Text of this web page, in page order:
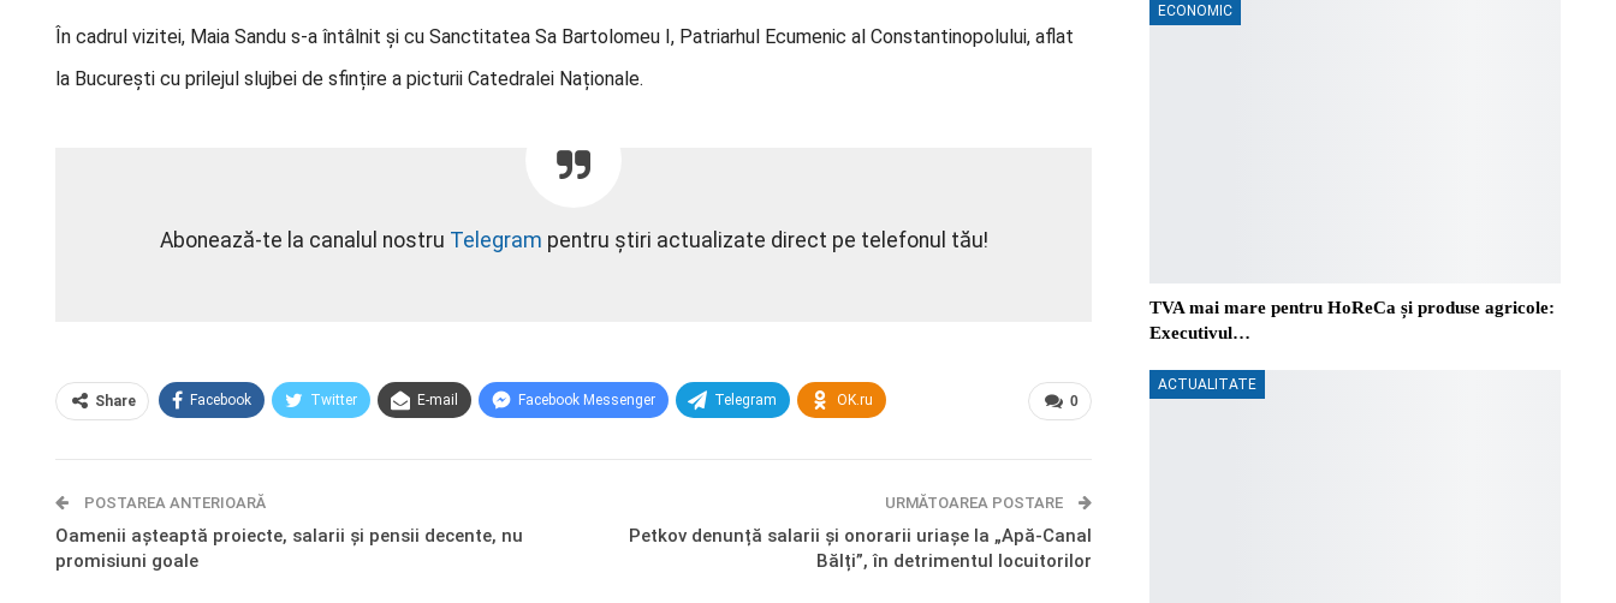
În cadrul vizitei, Maia Sandu s-a întâlnit și cu Sanctitatea Sa Bartolomeu I, Patriarhul Ecumenic al Constantinopolului, aflat
la București cu prilejul slujbei de sfințire a picturii Catedralei Naționale.
Abonează-te la canalul nostru Telegram pentru știri actualizate direct pe telefonul tău!
0
Share Facebook Twitter E-mail Facebook Messenger Telegram OK.ru
POSTAREA ANTERIOARĂ
Oamenii așteaptă proiecte, salarii și pensii decente, nu
promisiuni goale
URMĂTOAREA POSTARE
Petkov denunță salarii și onorarii uriașe la „Apă-Canal
Bălți”, în detrimentul locuitorilor
ECONOMIC
TVA mai mare pentru HoReCa și produse agricole:
Executivul…
ACTUALITATE